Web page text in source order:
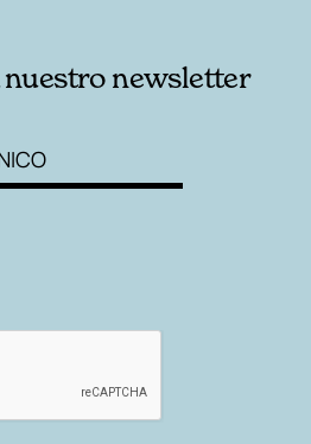
nuestro newsletter